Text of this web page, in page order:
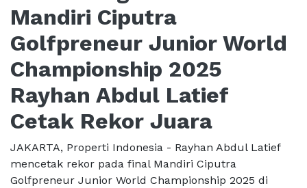
Mandiri Ciputra
Golfpreneur Junior World
Championship 2025
Rayhan Abdul Latief
Cetak Rekor Juara
JAKARTA, Properti Indonesia - Rayhan Abdul Latief
mencetak rekor pada final Mandiri Ciputra
Golfpreneur Junior World Championship 2025 di